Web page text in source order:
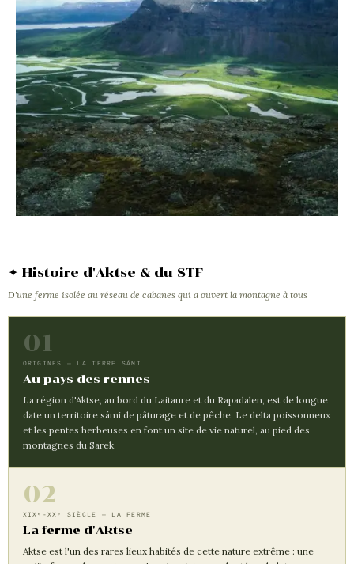
✦ Histoire d'Aktse & du STF
D'une ferme isolée au réseau de cabanes qui a ouvert la montagne à tous
01
ORIGINES — LA TERRE SÁMI
Au pays des rennes
La région d'Aktse, au bord du Laitaure et du Rapadalen, est de longue
date un territoire sámi de pâturage et de pêche. Le delta poissonneux
et les pentes herbeuses en font un site de vie naturel, au pied des
montagnes du Sarek.
02
XIXᵉ-XXᵉ SIÈCLE — LA FERME
La ferme d'Aktse
Aktse est l'un des rares lieux habités de cette nature extrême : une